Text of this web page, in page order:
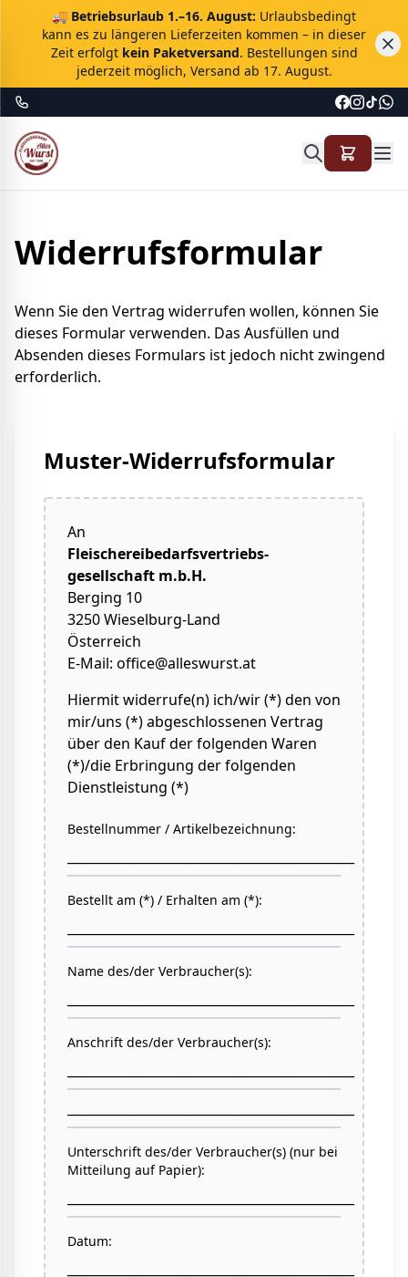
🚚 Betriebsurlaub 1.–16. August: Urlaubsbedingt
kann es zu längeren Lieferzeiten kommen – in dieser
Zeit erfolgt kein Paketversand. Bestellungen sind
jederzeit möglich, Versand ab 17. August.
Widerrufsformular
Wenn Sie den Vertrag widerrufen wollen, können Sie
dieses Formular verwenden. Das Ausfüllen und
Absenden dieses Formulars ist jedoch nicht zwingend
erforderlich.
Muster-Widerrufsformular
An
Fleischereibedarfsvertriebs-
gesellschaft m.b.H.
Berging 10
3250 Wieselburg-Land
Österreich
E-Mail: office@alleswurst.at
Hiermit widerrufe(n) ich/wir (*) den von
mir/uns (*) abgeschlossenen Vertrag
über den Kauf der folgenden Waren
(*)/die Erbringung der folgenden
Dienstleistung (*)
Bestellnummer / Artikelbezeichnung:
Bestellt am (*) / Erhalten am (*):
Name des/der Verbraucher(s):
Anschrift des/der Verbraucher(s):
Unterschrift des/der Verbraucher(s) (nur bei
Mitteilung auf Papier):
Datum: